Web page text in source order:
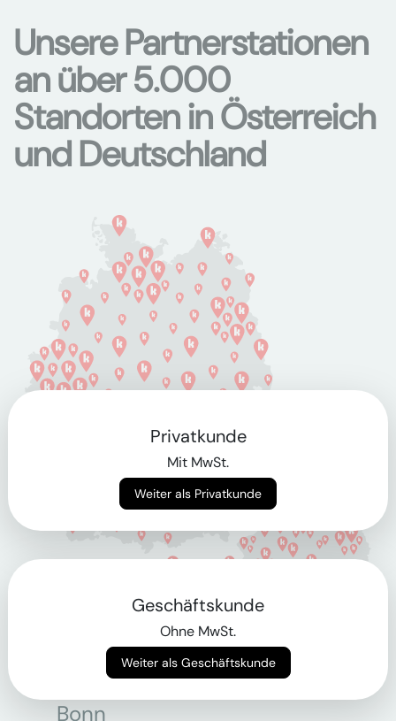
Unsere Partnerstationen
an über 5.000
Standorten in Österreich
und Deutschland
Berlin
Bonn
Privatkunde
Mit MwSt.
Weiter als Privatkunde
Geschäftskunde
Ohne MwSt.
Weiter als Geschäftskunde